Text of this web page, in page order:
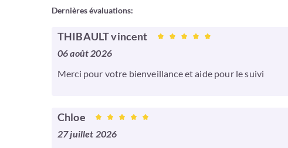
Dernières évaluations:
THIBAULT vincent
06 août 2026
Merci pour votre bienveillance et aide pour le suivi
Chloe
27 juillet 2026